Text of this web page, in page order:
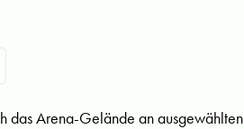
das Arena-Gelände an ausgewählten